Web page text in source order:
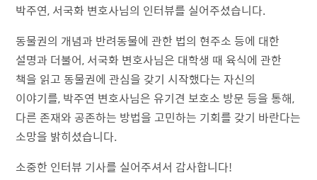
박주연, 서국화 변호사님의 인터뷰를 실어주셨습니다.
동물권의 개념과 반려동물에 관한 법의 현주소 등에 대한
설명과 더불어, 서국화 변호사님은 대학생 때 육식에 관한
책을 읽고 동물권에 관심을 갖기 시작했다는 자신의
이야기를, 박주연 변호사님은 유기견 보호소 방문 등을 통해,
다른 존재와 공존하는 방법을 고민하는 기회를 갖기 바란다는
소망을 밝히셨습니다.
소중한 인터뷰 기사를 실어주셔서 감사합니다!